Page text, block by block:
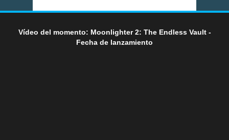
Vídeo del momento: Moonlighter 2: The Endless Vault -
Fecha de lanzamiento